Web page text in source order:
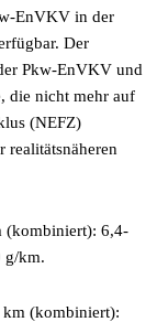
EnVKV in der
Der
Pkw-EnVKV und
die nicht mehr auf
(NEFZ)
realitätsnäheren
(kombiniert): 6,4-
g/km.
km (kombiniert):